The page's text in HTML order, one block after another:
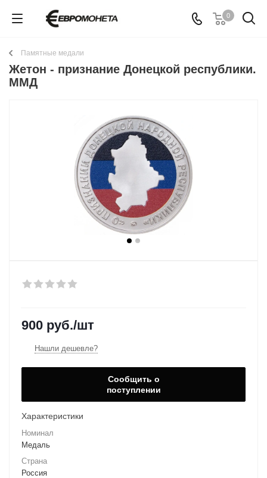
0
Памятные медали
Жетон - признание Донецкой республики.
ММД
900 руб./шт
Нашли дешевле?
Сообщить о
поступлении
Характеристики
Номинал
Медаль
Страна
Россия